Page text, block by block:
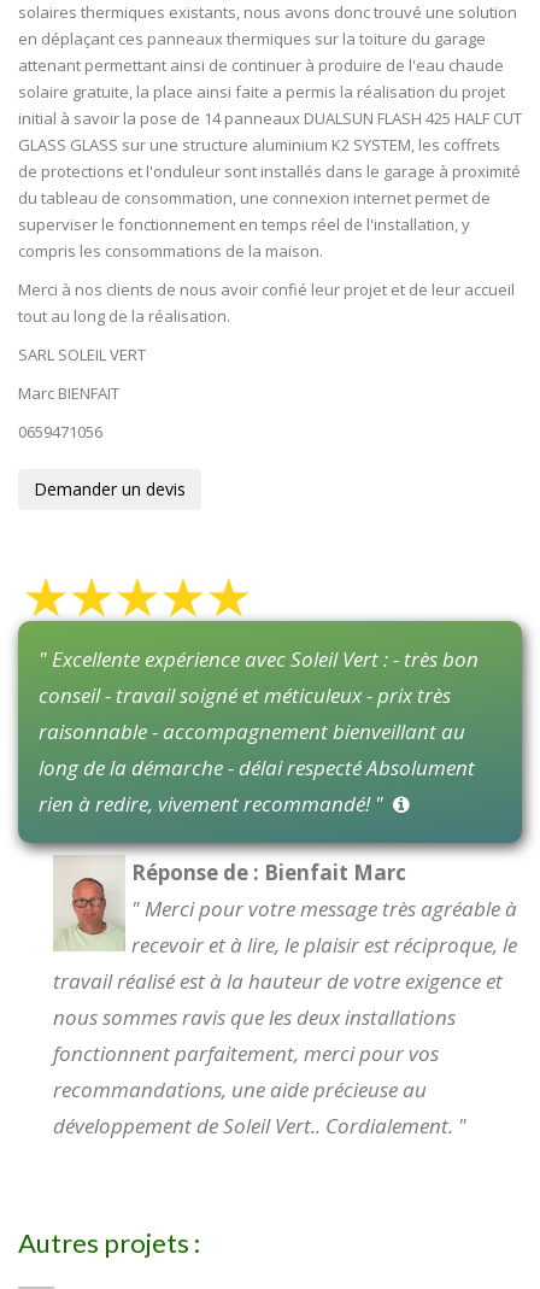
solaires thermiques existants, nous avons donc trouvé une solution
en déplaçant ces panneaux thermiques sur la toiture du garage
attenant permettant ainsi de continuer à produire de l'eau chaude
solaire gratuite, la place ainsi faite a permis la réalisation du projet
initial à savoir la pose de 14 panneaux DUALSUN FLASH 425 HALF CUT
GLASS GLASS sur une structure aluminium K2 SYSTEM, les coffrets
de protections et l'onduleur sont installés dans le garage à proximité
du tableau de consommation, une connexion internet permet de
superviser le fonctionnement en temps réel de l'installation, y
compris les consommations de la maison.
Merci à nos clients de nous avoir confié leur projet et de leur accueil
tout au long de la réalisation.
SARL SOLEIL VERT
Marc BIENFAIT
0659471056
Demander un devis
" Excellente expérience avec Soleil Vert : - très bon
conseil - travail soigné et méticuleux - prix très
raisonnable - accompagnement bienveillant au
long de la démarche - délai respecté Absolument
rien à redire, vivement recommandé! "
Réponse de : Bienfait Marc
" Merci pour votre message très agréable à
recevoir et à lire, le plaisir est réciproque, le
travail réalisé est à la hauteur de votre exigence et
nous sommes ravis que les deux installations
fonctionnent parfaitement, merci pour vos
recommandations, une aide précieuse au
développement de Soleil Vert.. Cordialement. "
Autres projets :